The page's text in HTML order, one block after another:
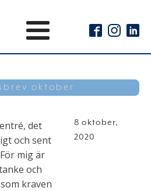
oktober
det
och sent
mig är
och
kraven
8 oktober,
2020